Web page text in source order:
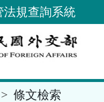
法規查詢系統
條文檢索